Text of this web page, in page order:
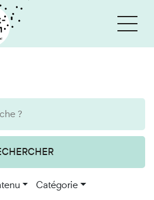
Catégorie
ce site